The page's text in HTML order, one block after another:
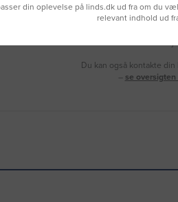
Brug for
Du kan også kontakte
– se oversigten
din oplevelse på linds.dk ud fra om du
relevant indhold ud